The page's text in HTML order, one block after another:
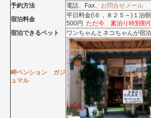
予約方法
電話、Fax、 お問合せメール
宿泊料金
平日料金(\６，８２５～)１泊
500円 ただ今 素泊り特別割
宿泊できるペット
ワンちゃんとネコちゃんが宿
岬ペンション ガジ
ュマル